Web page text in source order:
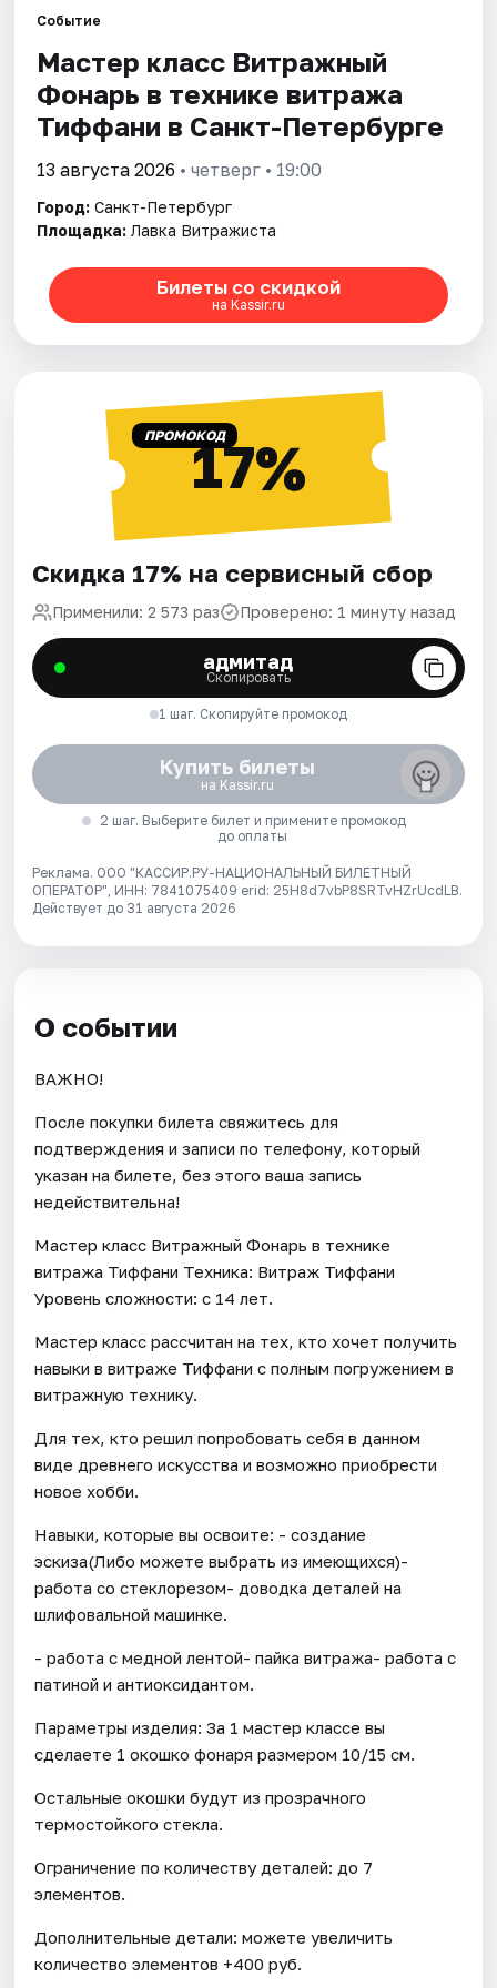
Города
Площадки
Артисты
Рейтинги
Событие
Мастер класс Витражный
Фонарь в технике витража
Тиффани в Санкт-Петербурге
13 августа 2026 • четверг • 19:00
Город: Санкт-Петербург
Площадка: Лавка Витражиста
Билеты со скидкой
на Kassir.ru
ПРОМОКОД17%
Скидка 17% на сервисный сбор
Применили: 2 573 раз Проверено: 1 минуту назад
адмитад
Скопировать
1 шаг. Скопируйте промокод
Купить билеты
на Kassir.ru
2 шаг. Выберите билет и примените промокод
до оплаты
Реклама. ООО "КАССИР.РУ-НАЦИОНАЛЬНЫЙ БИЛЕТНЫЙ
ОПЕРАТОР", ИНН: 7841075409 erid: 25H8d7vbP8SRTvHZrUcdLB.
Действует до 31 августа 2026
О событии
ВАЖНО!
После покупки билета свяжитесь для
подтверждения и записи по телефону, который
указан на билете, без этого ваша запись
недействительна!
Мастер класс Витражный Фонарь в технике
витража Тиффани Техника: Витраж Тиффани
Уровень сложности: с 14 лет.
Мастер класс рассчитан на тех, кто хочет получить
навыки в витраже Тиффани с полным погружением в
витражную технику.
Для тех, кто решил попробовать себя в данном
виде древнего искусства и возможно приобрести
новое хобби.
Навыки, которые вы освоите: - создание
эскиза(Либо можете выбрать из имеющихся)-
работа со стеклорезом- доводка деталей на
шлифовальной машинке.
- работа с медной лентой- пайка витража- работа с
патиной и антиоксидантом.
Параметры изделия: За 1 мастер классе вы
сделаете 1 окошко фонаря размером 10/15 см.
Остальные окошки будут из прозрачного
термостойкого стекла.
Ограничение по количеству деталей: до 7
элементов.
Дополнительные детали: можете увеличить
количество элементов +400 руб.